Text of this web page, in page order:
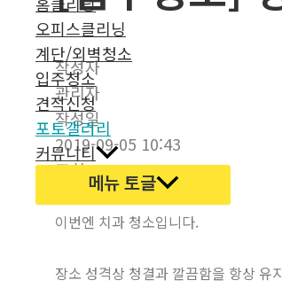
오피스클리닝
계단/외벽청소
입주청소
견적신청
포토갤러리
커뮤니티
메뉴 토글
작성자
관리자
작성일
2019-09-05 10:43
조회
1748
이번엔 치과 청소입니다.
장소 성격상 청결과 깔끔함을 항상 유